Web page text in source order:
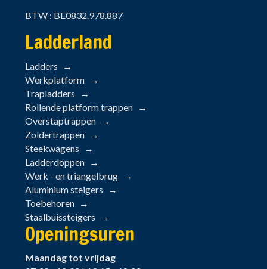
BTW : BE0832.978.887
Ladderland
Ladders
Werkplatform
Trapladders
Rollende platform trappen
Overstaptrappen
Zoldertrappen
Steekwagens
Ladderdoppen
Werk - en triangelbrug
Aluminium steigers
Toebehoren
Staalbuissteigers
Openingsuren
Maandag tot vrijdag